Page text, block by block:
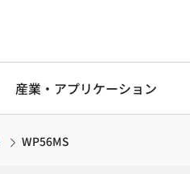
産業・アプリケーション
WP56MS